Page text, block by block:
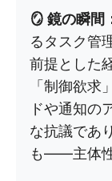
🪞 鏡の瞬間
るタスク管
前提とした
「制御欲求
ドや通知の
な抗議であ
も——主体性